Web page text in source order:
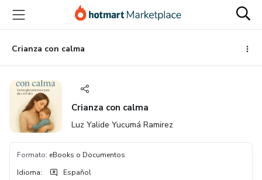
principal
página
de
página
Crianza con calma
Crianza con calma
Luz Yalide Yucumá Ramirez
Formato: eBooks o Documentos
Idioma: Español